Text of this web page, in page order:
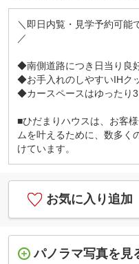
＼即日内覧・見学予約可能
／
◆南側道路につき日当り良
◆お手入れのしやすいIHク
◆カースペースはゆったり3
■ひだまりハウスは、お客
ムを叶えるために、数多く
けています。
お気に入り追加
パノラマ写真を見